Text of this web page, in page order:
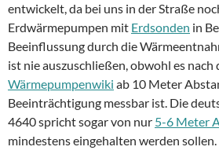
entwickelt, da bei uns in der Straße
Erdwärmepumpen mit Erdsonden in
Beeinflussung durch die
ist nie auszuschließen, obwohl es nach
Wärmepumpenwiki ab 10 Meter
Beeinträchtigung messbar ist. Die
4640 spricht sogar von nur 5-6 Meter
mindestens eingehalten werden sollen.